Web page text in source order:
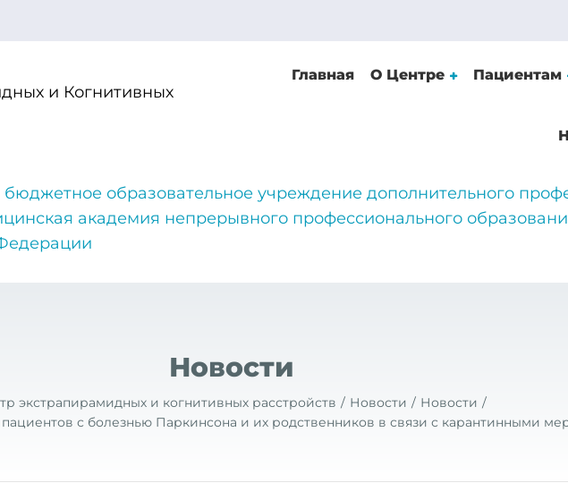
и Когнитивных
Главная О Центре Пациентам
образовательное учреждение дополнительного
академия непрерывного профессионального
Новости
экстрапирамидных и когнитивных расстройств Новости
Новости
с болезнью Паркинсона и их родственников в связи с карантинными